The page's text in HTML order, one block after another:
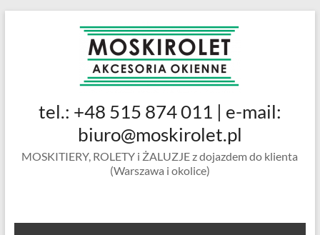
MOSKIROLET
siatki na
okienne |
ramkowe i
tel.: +48 515 874 011 | e-mail:
biuro@moskirolet.pl
MOSKITIERY, ROLETY i ŻALUZJE z dojazdem do klienta
(Warszawa i okolice)